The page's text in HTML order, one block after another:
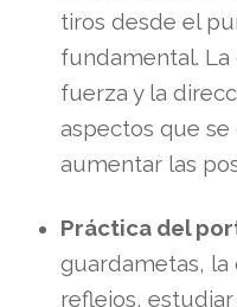
tiros desde el
fundamental. La
fuerza y la
aspectos que
aumentar las
Práctica del
guardametas, la
reflejos,